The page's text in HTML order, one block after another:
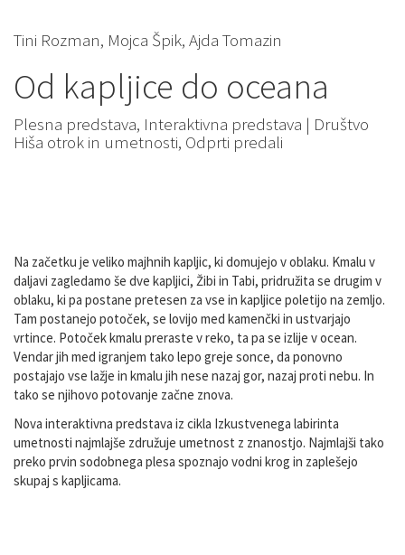
Tini Rozman, Mojca Špik, Ajda Tomazin
Od kapljice do oceana
Plesna predstava, Interaktivna predstava | Društvo
Hiša otrok in umetnosti, Odprti predali
Na začetku je veliko majhnih kapljic, ki domujejo v oblaku. Kmalu v
daljavi zagledamo še dve kapljici, Žibi in Tabi, pridružita se drugim v
oblaku, ki pa postane pretesen za vse in kapljice poletijo na zemljo.
Tam postanejo potoček, se lovijo med kamenčki in ustvarjajo
vrtince. Potoček kmalu preraste v reko, ta pa se izlije v ocean.
Vendar jih med igranjem tako lepo greje sonce, da ponovno
postajajo vse lažje in kmalu jih nese nazaj gor, nazaj proti nebu. In
tako se njihovo potovanje začne znova.
Nova interaktivna predstava iz cikla Izkustvenega labirinta
umetnosti najmlajše združuje umetnost z znanostjo. Najmlajši tako
preko prvin sodobnega plesa spoznajo vodni krog in zaplešejo
skupaj s kapljicama.